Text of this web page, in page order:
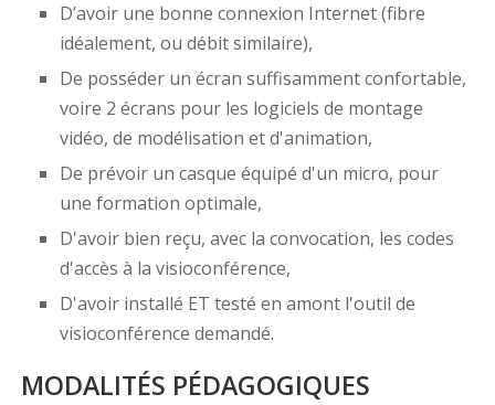
D’avoir une bonne connexion Internet (fibre
idéalement, ou débit similaire),
De posséder un écran suffisamment confortable,
voire 2 écrans pour les logiciels de montage
vidéo, de modélisation et d'animation,
De prévoir un casque équipé d'un micro, pour
une formation optimale,
D'avoir bien reçu, avec la convocation, les codes
d'accès à la visioconférence,
D'avoir installé ET testé en amont l'outil de
visioconférence demandé.
MODALITÉS PÉDAGOGIQUES